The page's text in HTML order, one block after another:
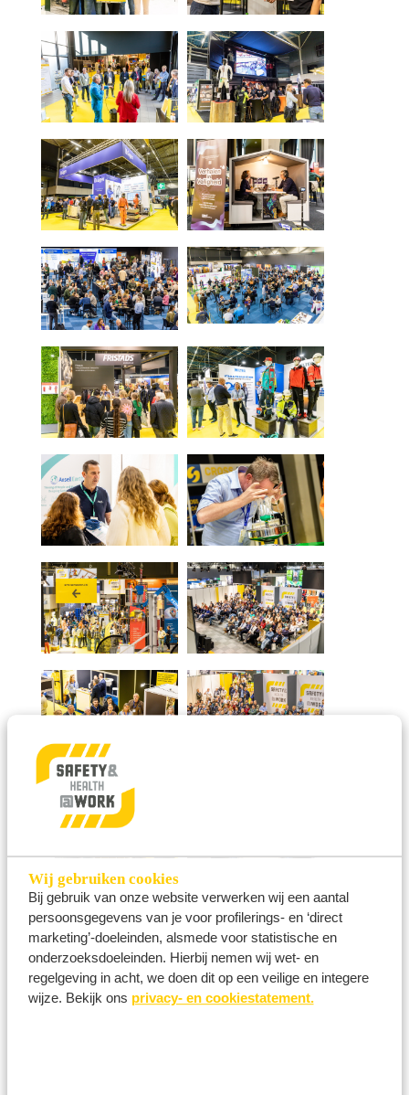
Wij gebruiken cookies
Bij gebruik van onze website verwerken wij een aantal
persoonsgegevens van je voor profilerings- en ‘direct
marketing’-doeleinden, alsmede voor statistische en
onderzoeksdoeleinden. Hierbij nemen wij wet- en
regelgeving in acht, we doen dit op een veilige en integere
wijze. Bekijk ons privacy- en cookiestatement.